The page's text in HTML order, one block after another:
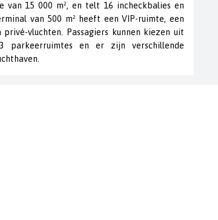
15 000 m², en telt 16 incheckbalies en
van 500 m² heeft een VIP-ruimte, een
vluchten. Passagiers kunnen kiezen uit
parkeerruimtes en er zijn verschillende